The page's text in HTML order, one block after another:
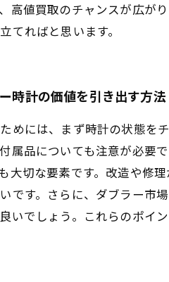
高値買取のチャンスが広が
てればと思います。
時計の価値を引き出す方法
めには、まず時計の状態を
属品についても注意が必要
大切な要素です。改造や修
です。さらに、ダブラー市
いでしょう。これらのポイ